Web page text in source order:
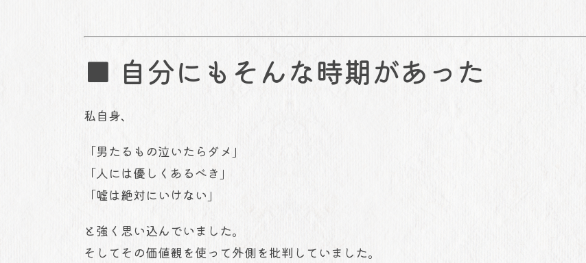
■ 自分にもそんな時期があった
私自身、
「男たるもの泣いたらダメ」
「人には優しくあるべき」
「嘘は絶対にいけない」
と強く思い込んでいました。
そしてその価値観を使って外側を批判していました。